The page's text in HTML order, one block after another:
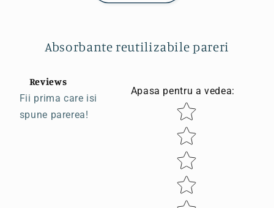
Absorbante reutilizabile pareri
Reviews
Fii prima care isi
spune parerea!
Apasa pentru a vedea:
Star rating